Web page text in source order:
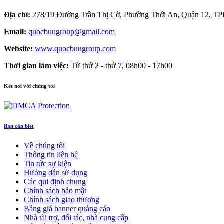
Địa chỉ: 278/19 Đường Trần Thị Cờ, Phường Thới An, Quận 12,
Email: quocbuugroup@gmail.com
Website: www.quocbuugroup.com
Thời gian làm việc: Từ thứ 2 - thứ 7, 08h00 - 17h00
Kết nối với chúng tôi
Bạn cần biết
Về chúng tôi
Thông tin liên hệ
Tin tức sự kiện
Hướng dẫn sử dụng
Các qui định chung
Chính sách bảo mật
Chính sách giao thương
Bảng giá banner quảng cáo
Nhà tài trợ, đối tác, nhà cung cấp